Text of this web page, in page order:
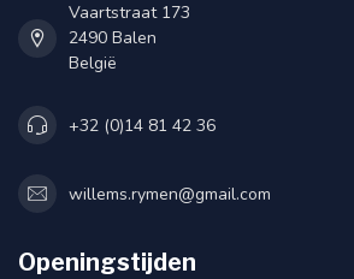
Vaartstraat 173
2490 Balen
België
+32 (0)14 81 42 36
willems.rymen@gmail.com
Openingstijden